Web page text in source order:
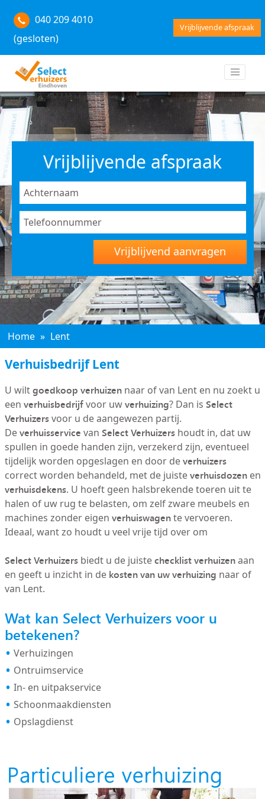
040 209 4010
(gesloten)
Vrijblijvende afspraak
Vrijblijvende afspraak
Vrijblijvend aanvragen
Home » Lent
Verhuisbedrijf Lent
U wiltgoedkoop verhuizennaar of van Lent en nu zoekt u
een verhuisbedrijfvoor uwverhuizing? Dan is Select
Verhuizersvoor u de aangewezen partij.
Deverhuisservice van Select Verhuizershoudt in, dat uw
spullen in goede handen zijn, verzekerd zijn, eventueel
tijdelijk worden opgeslagen en door deverhuizers
correct worden behandeld, met de juisteverhuisdozenen
verhuisdekens. U hoeft geen halsbrekende toeren uit te
halen of uw rug te belasten, om zelf zware meubels en
machines zonder eigen verhuiswagente vervoeren.
Ideaal, want zo houdt u veel vrije tijd over om
Select Verhuizersbiedt u de juistechecklist verhuizenaan
en geeft u inzicht in de kosten van uw verhuizing naar of
van Lent.
Wat kan Select Verhuizers voor u
betekenen?
Verhuizingen
Ontruimservice
In- en uitpakservice
Schoonmaakdiensten
Opslagdienst